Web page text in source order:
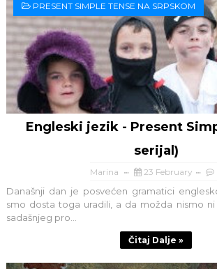
PRESENT SIMPLE TENSE NA SRPSKOM
Engleski jezik - Present
serijal)
Marina 23 February
Današnji dan je posvećen gramatici
smo dosta toga uradili, a da možda nismo ni
sadašnjeg pro...
Čitaj Dalje »